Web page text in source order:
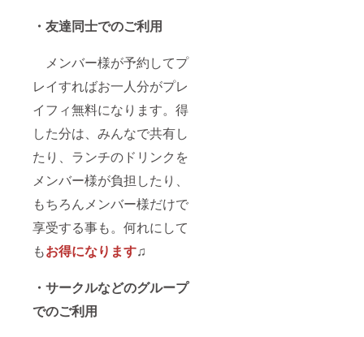
・友達同士でのご利用
メンバー様が予約してプ
レイすればお一人分がプレ
イフィ無料になります。得
した分は、みんなで共有し
たり、ランチのドリンクを
メンバー様が負担したり、
もちろんメンバー様だけで
享受する事も。何れにして
もお得になります♫
・サークルなどのグループ
でのご利用